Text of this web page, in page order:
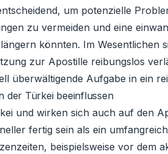
um potenzielle
zu vermeiden und eine
könnten. Im Wesentlichen
zur Apostille reibungslos
überwältigende Aufgabe in ein
der Türkei beeinflussen
und wirken sich auch auf den
fertig sein als ein
beispielsweise vor dem